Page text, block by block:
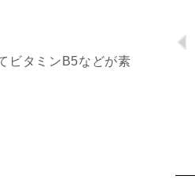
ビタミンB5などが素
チュアルは現実を動